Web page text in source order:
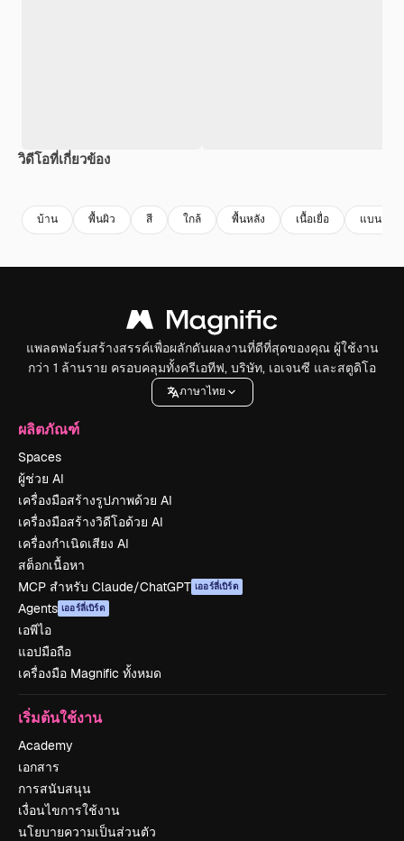
วิดีโอที่เกี่ยวข้อง
บ้าน พื้นผิว สี ใกล้ พื้นหลัง เนื้อเยื่อ แบน
แพลตฟอร์มสร้างสรรค์เพื่อผลักดันผลงานที่ดีที่สุดของคุณ ผู้ใช้งาน
กว่า 1 ล้านราย ครอบคลุมทั้งครีเอทีฟ, บริษัท, เอเจนซี และสตูดิโอ
ภาษาไทย
ผลิตภัณฑ์
Spaces
ผู้ช่วย AI
เครื่องมือสร้างรูปภาพด้วย AI
เครื่องมือสร้างวิดีโอด้วย AI
เครื่องกำเนิดเสียง AI
สต็อกเนื้อหา
MCP สำหรับ Claude/ChatGPT เออร์ลี่เบิร์ด
Agents เออร์ลี่เบิร์ด
เอพีไอ
แอปมือถือ
เครื่องมือ Magnific ทั้งหมด
เริ่มต้นใช้งาน
Academy
เอกสาร
การสนับสนุน
เงื่อนไขการใช้งาน
นโยบายความเป็นส่วนตัว